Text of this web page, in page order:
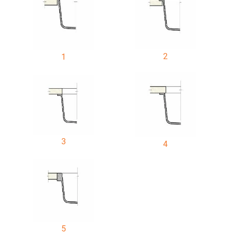
1 2
3 4
5